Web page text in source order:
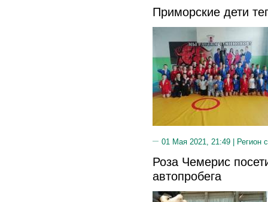
Приморские дети
01 Мая 2021, 21:49 | Регион
Роза Чемерис
автопробега